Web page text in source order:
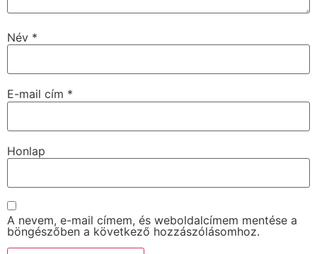
Név *
E-mail cím *
Honlap
A nevem, e-mail címem, és weboldalcímem mentése a
böngészőben a következő hozzászólásomhoz.